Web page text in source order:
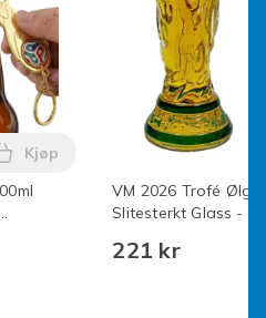
-
Legg VM 2026 Trofé Ølglass
Kjøp
VM 2026 Trofé
Slitesterkt Glass -
Farsdag, Bursdag
221 kr